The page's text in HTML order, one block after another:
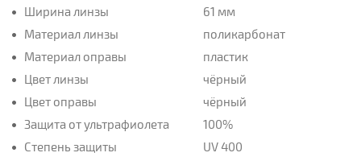
Ширина линзы
61 мм
Материал линзы
поликарбонат
Материал оправы
пластик
Цвет линзы
чёрный
Цвет оправы
чёрный
Защита от ультрафиолета
100%
Степень защиты
UV 400